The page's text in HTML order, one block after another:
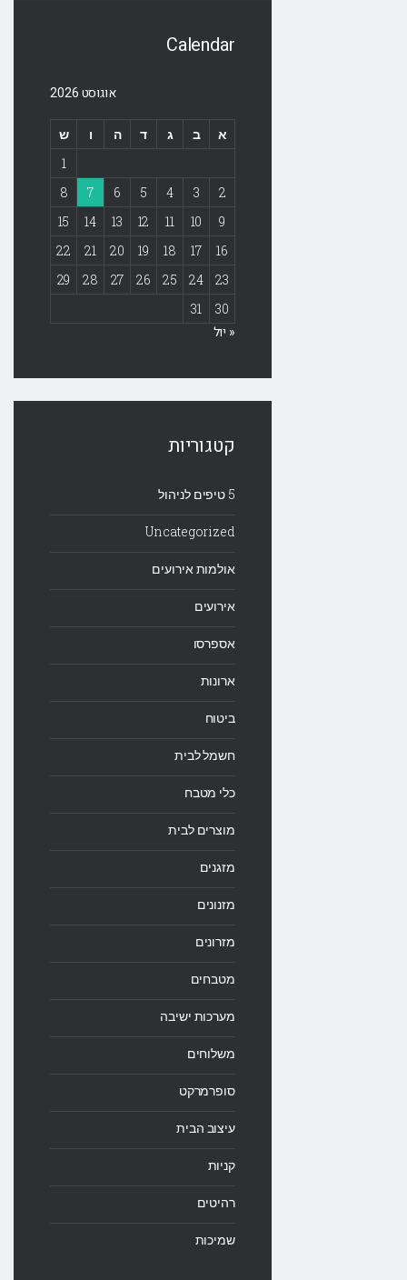
Calendar
אוגוסט 2026
א ב ג ד ה ו
ש
1
2
3
4
5
6
7
8
9
10
11
12
13
14
15
16
17
18
19
20
21
22
23
24
25
26
27
28
29
30
31
« יול
קטגוריות
5 טיפים לניהול
Uncategorized
אולמות אירועים
אירועים
אספרסו
ארונות
ביטוח
חשמל לבית
כלי מטבח
מוצרים לבית
מזגנים
מזנונים
מזרונים
מטבחים
מערכות ישיבה
משלוחים
סופרמרקט
עיצוב הבית
קניות
רהיטים
שמיכות